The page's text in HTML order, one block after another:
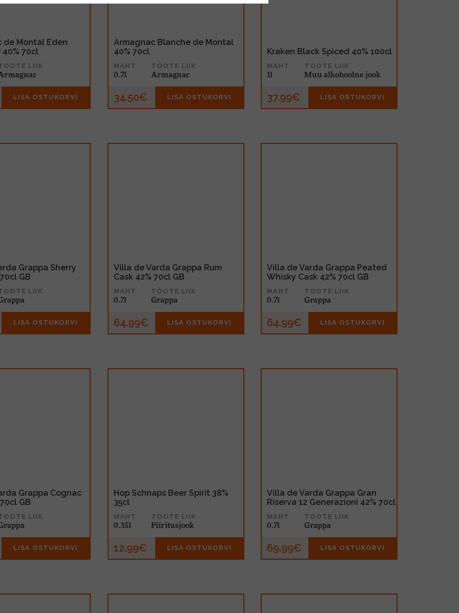
de Montal Eden
40% 70cl
LIIK
LISA OSTUKORVI
Armagnac Blanche de Montal
40% 70cl
MAHT
0.7l
TOOTE LIIK
Armagnac
34.50€ LISA OSTUKORVI
Kraken Black Spiced 40% 100cl
MAHT
1l
TOOTE LIIK
Muu alkohoolne jook
37.99€ LISA OSTUKORVI
Grappa Sherry
GB
LIIK
LISA OSTUKORVI
Villa de Varda Grappa Rum
Cask 42% 70cl GB
MAHT
0.7l
TOOTE LIIK
Grappa
64.99€ LISA OSTUKORVI
Villa de Varda Grappa Peated
Whisky Cask 42% 70cl GB
MAHT
0.7l
TOOTE LIIK
Grappa
64.99€ LISA OSTUKORVI
Grappa Cognac
GB
LIIK
LISA OSTUKORVI
Hop Schnaps Beer Spirit 38%
35cl
MAHT
0.35l
TOOTE LIIK
Piiritusjook
12.99€ LISA OSTUKORVI
Villa de Varda Grappa Gran
Riserva 12 Generazioni 42% 70cl
MAHT
0.7l
TOOTE LIIK
Grappa
69.99€ LISA OSTUKORVI